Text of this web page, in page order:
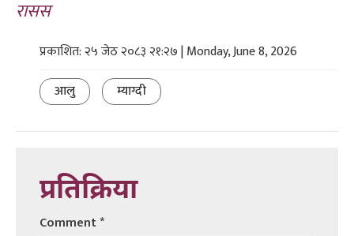
रासस
प्रकाशित: २५ जेठ २०८३ २१:२७ | Monday, June 8, 2026
आलु
म्याग्दी
प्रतिक्रिया
Comment*